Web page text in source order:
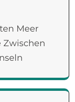
Meer
Zwischen